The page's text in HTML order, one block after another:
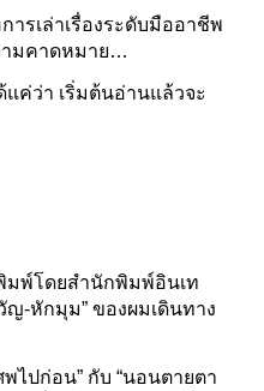
ารเล่าเรื่องระดับมืออาชีพ
ามคาดหมาย…
ค่ว่า เริ่มต้นอ่านแล้วจะ
มพ์โดยสำนักพิมพ์อินเท
ญ-หักมุม” ของผมเดินทาง
ไปก่อน” กับ “นอนตายตา